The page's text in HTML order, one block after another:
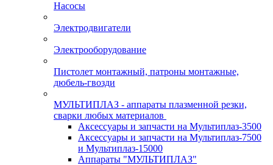
Насосы
Электродвигатели
Электрооборудование
Пистолет монтажный, патроны монтажные,
дюбель-гвозди
МУЛЬТИПЛАЗ - аппараты плазменной резки,
сварки любых материалов
Аксессуары и запчасти на Мультиплаз-3500
Аксессуары и запчасти на Мультиплаз-7500
и Мультиплаз-15000
Аппараты "МУЛЬТИПЛАЗ"